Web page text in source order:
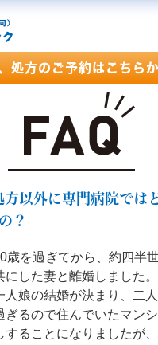
処方のご予約はこちら
方以外に専門病院では
？
歳を過ぎてから、約四半
にした妻と離婚しました。
人娘の結婚が決まり、二
ぎるので住んでいたマン
することになりましたが